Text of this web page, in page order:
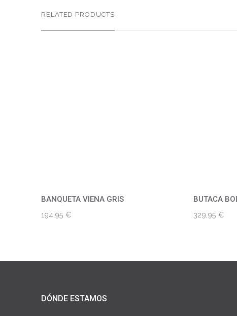
RELATED PRODUCTS
BANQUETA VIENA GRIS
194,95 €
BUTACA
329,95€
DÓNDE ESTAMOS